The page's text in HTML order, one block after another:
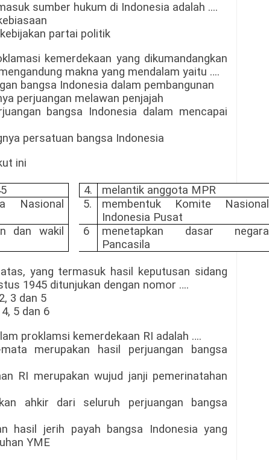
sumber hukum di Indonesia adalah ....
kebijakan partai politik
kemerdekaan yang dikumandangkan
makna yang mendalam yaitu ….
bangsa Indonesia dalam pembangunan
perjuangan melawan penjajah
bangsa Indonesia dalam mencapai
persatuan bangsa Indonesia
ini
4.
melantik anggota MPR
Nasional
5.
membentuk Komite Nasional
Indonesia Pusat
dan wakil
6
menetapkan dasar negara
Pancasila
yang termasuk hasil
keputusan sidang
1945 ditunjukan dengan nomor ….
2, 3 dan 5
dan 6
proklamsi kemerdekaan RI adalah ….
merupakan hasil perjuangan bangsa
RI merupakan wujud janji pemerinatahan
ahkir dari seluruh perjuangan bangsa
hasil jerih payah bangsa Indonesia yang
YME